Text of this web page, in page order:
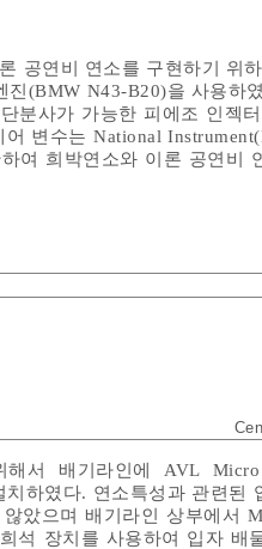
공연비 연소를 구현하기 위
진(BMW N43-B20)을 사용하
분사가 가능한 피에조 인젝
변수는 National
여 희박연소와 이론 공연비
서 배기라인에 AVL
치하였다. 연소특성과 관련된
았으며 배기라인 상부에서
석 장치를 사용하여 입자